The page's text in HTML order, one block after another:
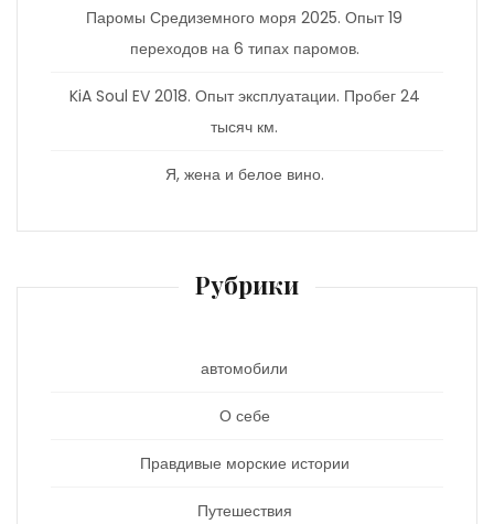
Паромы Средиземного моря 2025. Опыт 19
переходов на 6 типах паромов.
KiA Soul EV 2018. Опыт эксплуатации. Пробег 24
тысяч км.
Я, жена и белое вино.
Рубрики
автомобили
О себе
Правдивые морские истории
Путешествия